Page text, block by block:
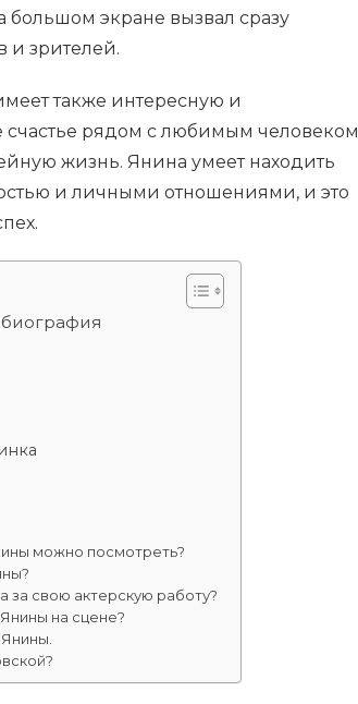
экране вызвал сразу
и зрителей.
также интересную и
рядом с любимым человеком
жизнь. Янина умеет находить
и личными отношениями, и это
биография
можно посмотреть?
за свою актерскую работу?
на сцене?